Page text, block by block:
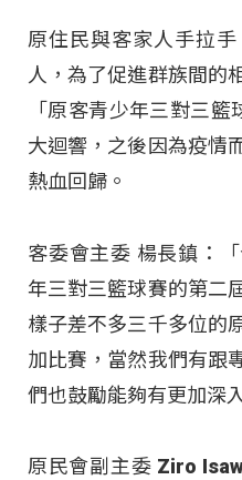
原住民與客家人手拉
人，為了促進群族間的
「原客青少年三對三
大迴響，之後因為疫情
熱血回歸。
客委會主委 楊長鎮：
年三對三籃球賽的第二
樣子差不多三千多位的
加比賽，當然我們有跟
們也鼓勵能夠有更加深
原民會副主委 Ziro